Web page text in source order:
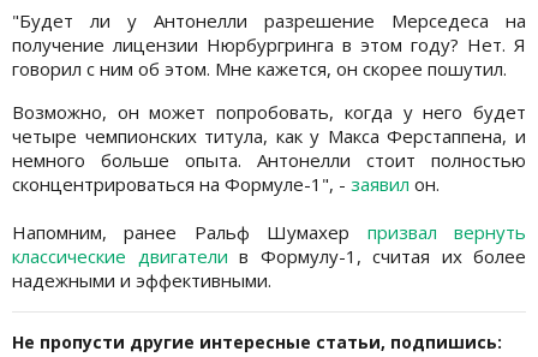
"Будет ли у Антонелли разрешение Мерседеса на
получение лицензии Нюрбургринга в этом году? Нет. Я
говорил с ним об этом. Мне кажется, он скорее пошутил.
Возможно, он может попробовать, когда у него будет
четыре чемпионских титула, как у Макса Ферстаппена, и
немного больше опыта. Антонелли стоит полностью
сконцентрироваться на Формуле-1", - заявил он.
Напомним, ранее Ральф Шумахер призвал вернуть
классические двигатели в Формулу-1, считая их более
надежными и эффективными.
Не пропусти другие интересные статьи, подпишись: